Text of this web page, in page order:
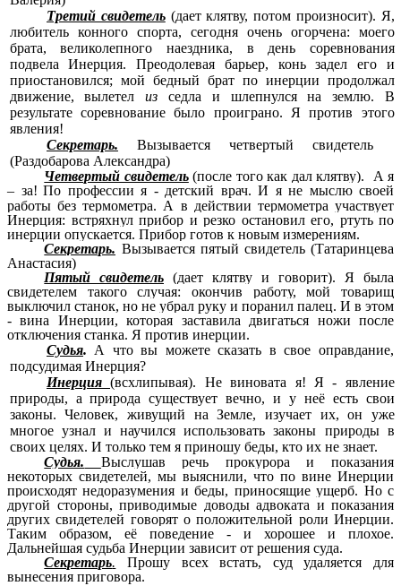
Третий свидетель(дает клятву, потом произносит). Я,
любитель конного спорта, сегодня очень огорчена: моего
брата, великолепного наездника, в день соревнования
подвела Инерция. Преодолевая барьер, конь задел его и
приостановился; мой бедный брат по инерции продолжал
движение, вылетелиз седла и шлепнулся на землю. В
результате соревнование было проиграно. Я против этого
явления!
Секретарь.
Вызывается четвертый свидетель
(Раздобарова Александра)
Четвертый свидетель(после того как дал клятву). А я
– за! По профессии я - детский врач. И я не мыслю своей
работы без термометра. А в действии термометра участвует
Инерция: встряхнул прибор и резко остановил его, ртуть по
инерции опускается. Прибор готов к новым измерениям.
Секретарь. Вызывается пятый свидетель (Татаринцева
Анастасия)
Пятый свидетель
(дает клятву и говорит). Я была
свидетелем такого случая: окончив работу, мой товарищ
выключил станок, но не убрал руку и поранил палец. И в этом
- вина Инерции, которая заставила двигаться ножи после
отключения станка. Я против инерции.
Судья. А что вы можете сказать в свое оправдание,
подсудимая Инерция?
Инерция (всхлипывая). Не виновата я! Я - явление
природы, а природа существует вечно, и у неё есть свои
законы. Человек, живущий наЗемле, изучает их, он уже
многое узнал и научился использовать законы природы в
своих целях. И только тем я приношу беды, кто их не знает.
Судья.
Выслушав речь прокурора и показания
некоторых свидетелей, мы выяснили, что по вине Инерции
происходят недоразумения и беды, приносящие ущерб. Но с
другой стороны, приводимые доводы адвоката и показания
других свидетелей говорят о положительной роли Инерции.
Таким образом, её поведение - и хорошее и плохое.
Дальнейшая судьба Инерции зависит от решения суда.
Секретарь. Прошу всех встать, суд удаляется для
вынесения приговора.